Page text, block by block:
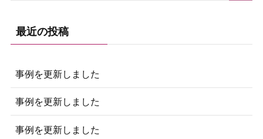
最近の投稿
事例を更新しました
事例を更新しました
事例を更新しました